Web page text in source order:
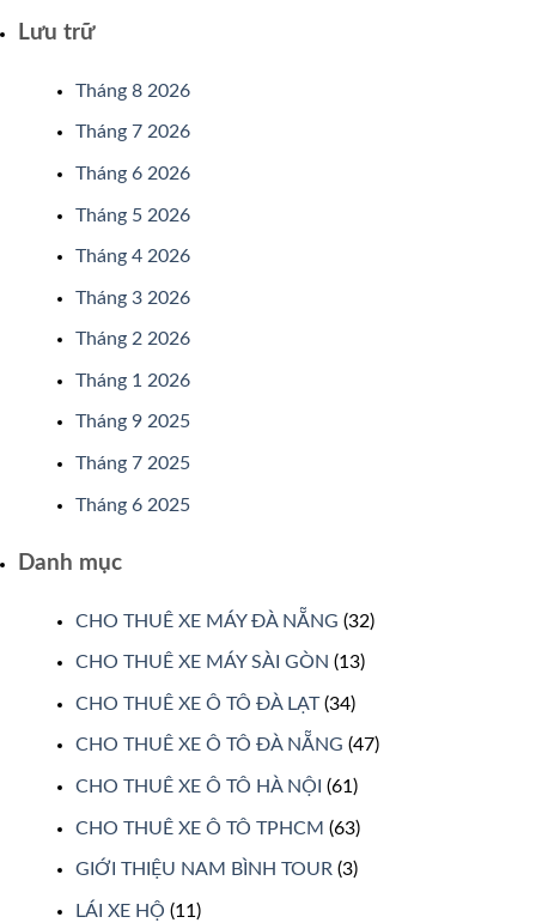
Lưu trữ
Tháng 8 2026
Tháng 7 2026
Tháng 6 2026
Tháng 5 2026
Tháng 4 2026
Tháng 3 2026
Tháng 2 2026
Tháng 1 2026
Tháng 9 2025
Tháng 7 2025
Tháng 6 2025
Danh mục
CHO THUÊ XE MÁY ĐÀ NẴNG (32)
CHO THUÊ XE MÁY SÀI GÒN (13)
CHO THUÊ XE Ô TÔ ĐÀ LẠT(34)
CHO THUÊ XE Ô TÔ ĐÀ NẴNG (47)
CHO THUÊ XE Ô TÔ HÀ NỘI (61)
CHO THUÊ XE Ô TÔ TPHCM (63)
GIỚI THIỆU NAM BÌNH TOUR (3)
LÁI XE HỘ (11)